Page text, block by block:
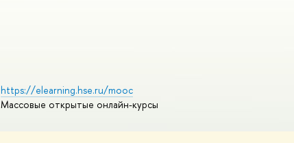
https://elearning.hse.ru/mooc
Массовые открытые онлайн-курсы